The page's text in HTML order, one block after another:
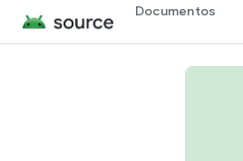
Documentos